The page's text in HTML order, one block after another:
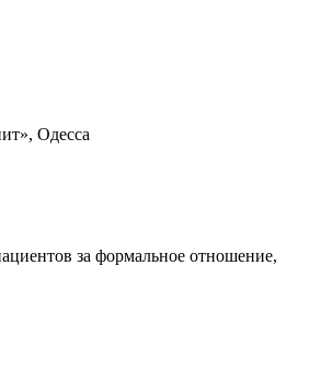
Одесса
за формальное отношение,